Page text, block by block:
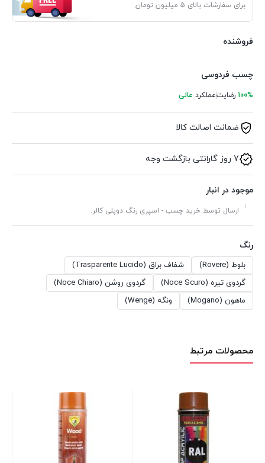
برای سفارشات بالای 5 میلیون تومان
فروشنده
چسب فردوسی
100% رضایتعملکرد عالی
ضمانت اصالت کالا
7 روز گارانتی بازگشت وجه
موجود در انبار
ارسال توسط خرید چسب - اسپری رنگ دوپلی کالر.
رنگ
بلوط (Rovere)
شفاف براق (Trasparente Lucido)
گردوی تیره (Noce Scuro)
گردوی روشن (Noce Chiaro)
ماهون (Mogano)
ونگه (Wenge)
محصولات مرتبط